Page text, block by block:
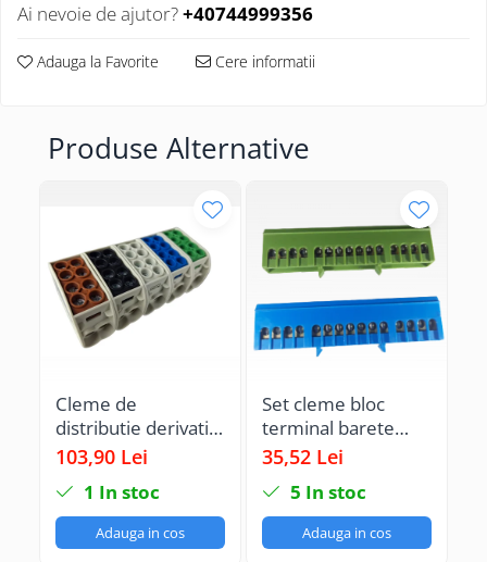
Ai nevoie de ajutor?+40744999356
Adauga la Favorite Cere informatii
Produse Alternative
Cleme de
distributie derivatie
pentru conexiuni
25mm²/16mm² Cu-
Al montaj pe sina
DIN 152A 4 intrari
103,90 Lei
1 In stoc
Adauga in cos
Set cleme bloc
terminal barete
pentru
albastra si verde pe
sina 15 gauri max
16mm2 63A izolate
35,52 Lei
5 In stoc
Adauga in cos